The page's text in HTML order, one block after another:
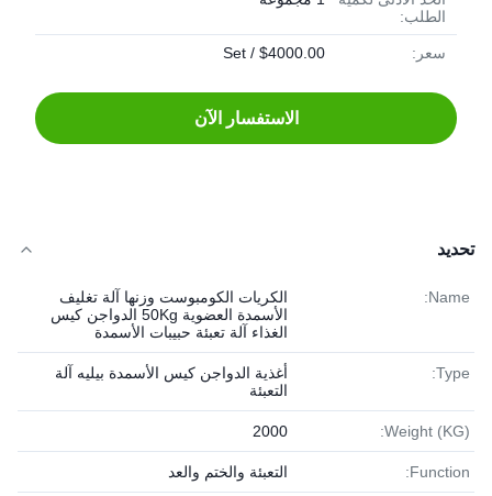
الطلب:
سعر: $4000.00 / Set
الاستفسار الآن
تحديد
Name:
الكريات الكومبوست وزنها آلة تغليف
الأسمدة العضوية 50Kg الدواجن كيس
الغذاء آلة تعبئة حبيبات الأسمدة
Type:
أغذية الدواجن كيس الأسمدة بيليه آلة
التعبئة
Weight (KG):
2000
Function: التعبئة والختم والعد